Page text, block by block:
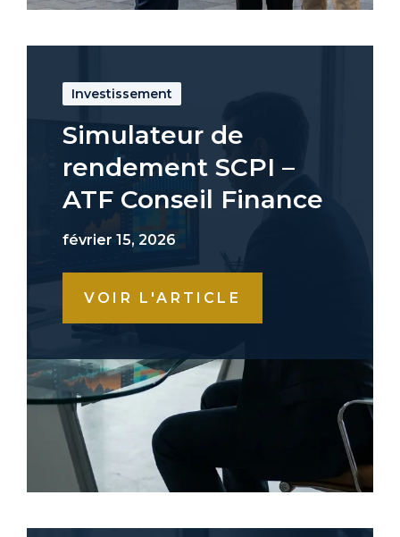
Investissement
Simulateur de
rendement SCPI –
ATF Conseil Finance
février 15, 2026
VOIR L'ARTICLE